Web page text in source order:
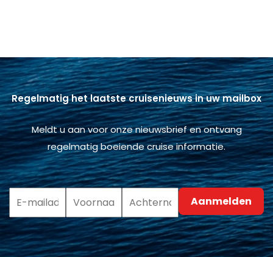
Regelmatig het laatste cruisenieuws in uw mailbox
Meldt u aan voor onze nieuwsbrief en ontvang
regelmatig boeiende cruise informatie.